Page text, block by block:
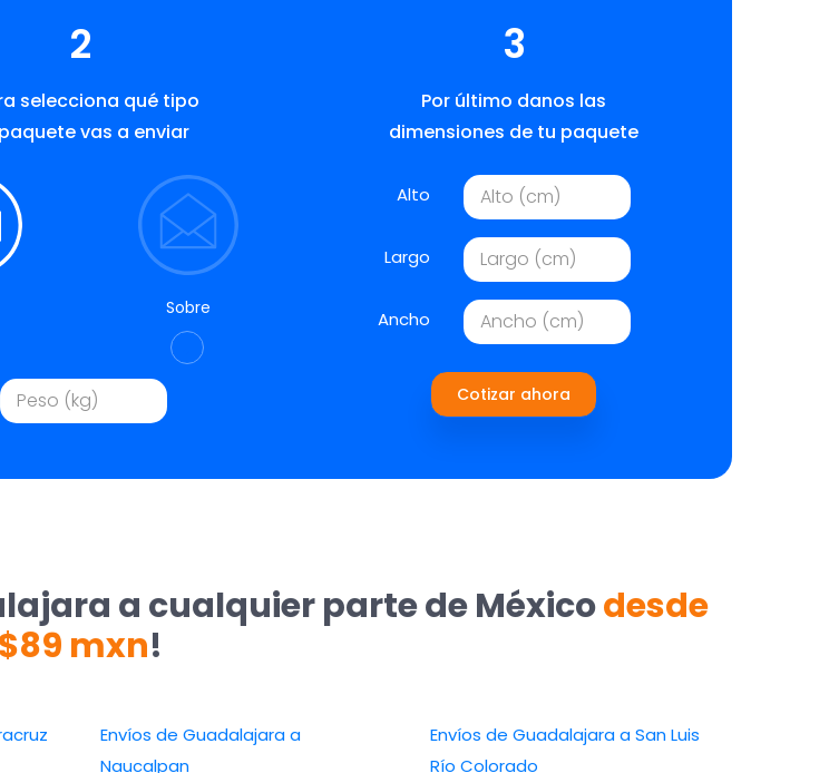
2
selecciona qué tipo
vas a enviar
Sobre
3
Por último danos las
dimensiones de tu paquete
Alto
Largo
Ancho
Cotizar ahora
a cualquier parte de Méxicodesde
$89 mxn!
a Veracruz
Envíos de Guadalajara a
Naucalpan
Envíos de Guadalajara a San Luis
Río Colorado